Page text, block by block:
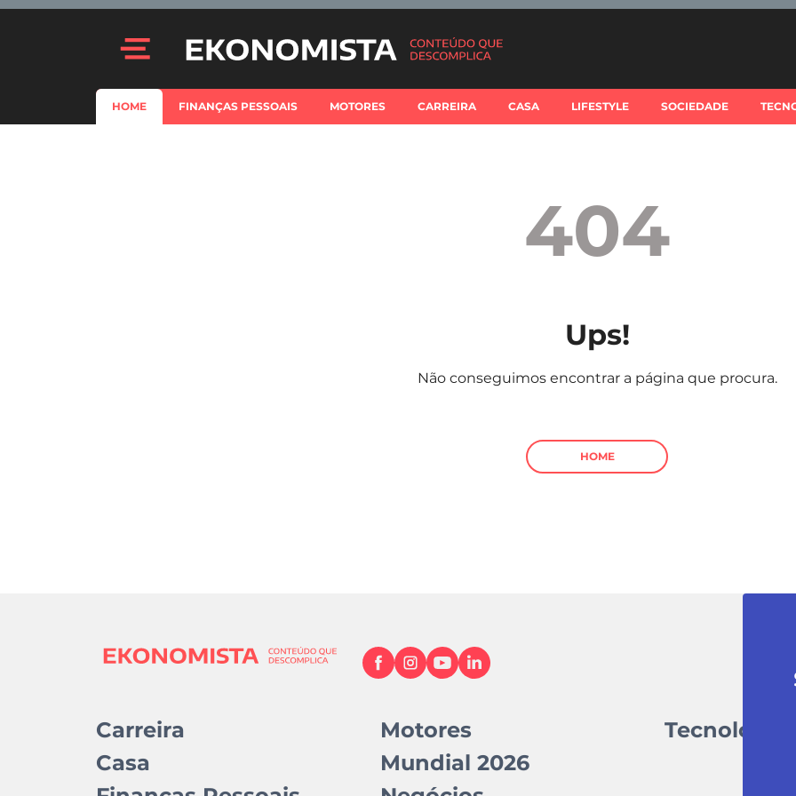
HOME FINANÇAS PESSOAIS MOTORES CARREIRA CASA LIFESTYLE SOCIEDADE
404
Ups!
Não conseguimos encontrar a página que procura.
HOME
Carreira
Casa
Motores
Mundial 2026
Tecnologia